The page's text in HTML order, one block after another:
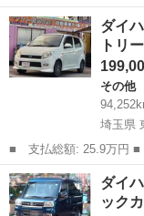
ー名： ダイハツ ■
登録／届出済未使用車
ル バッ...
神奈川 藤沢市 そ
ダイ
トリ
その他
埼玉県
■ 支払総額: 25.9万円 ■ 車両本体価格： 199,000 円 ■ メーカー
名： ダイハツ ■ 車種
ド キーレスエントリ
突安全ボディ...
埼玉 東松山市
ダイ
ック